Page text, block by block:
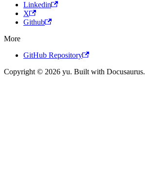
Linkedin
X
Github
More
GitHub Repository
Copyright © 2026 yu. Built with Docusaurus.